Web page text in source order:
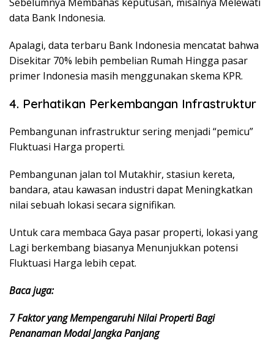
data Bank Indonesia.
Apalagi, data terbaru Bank Indonesia mencatat bahwa
Disekitar 70% lebih pembelian Rumah Hingga pasar
primer Indonesia masih menggunakan skema KPR.
4. Perhatikan Perkembangan Infrastruktur
Pembangunan infrastruktur sering menjadi “pemicu”
Fluktuasi Harga properti.
Pembangunan jalan tol Mutakhir, stasiun kereta,
bandara, atau kawasan industri dapat Meningkatkan
nilai sebuah lokasi secara signifikan.
Untuk cara membaca Gaya pasar properti, lokasi yang
Lagi berkembang biasanya Menunjukkan potensi
Fluktuasi Harga lebih cepat.
Baca juga:
7 Faktor yang Mempengaruhi Nilai Properti Bagi
Penanaman Modal Jangka Panjang